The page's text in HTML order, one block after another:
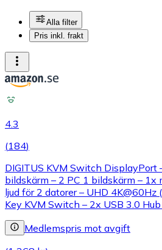
Alla filter
Pris inkl. frakt
4.3
(184)
DIGITUS KVM Switch DisplayPort
bildskärm – 2 PC 1 bildskärm – 1x
ljud för 2 datorer – UHD
Key KVM Switch – 2x USB 3.0
Medlemspris mot avgift